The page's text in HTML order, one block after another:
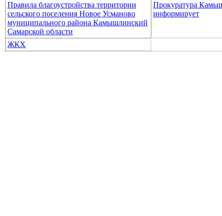
Правила благоустройства территории
сельского поселения Новое Усманово
муниципального района Камышлинский
Самарской области
Прокуратура
информирует
ЖКХ